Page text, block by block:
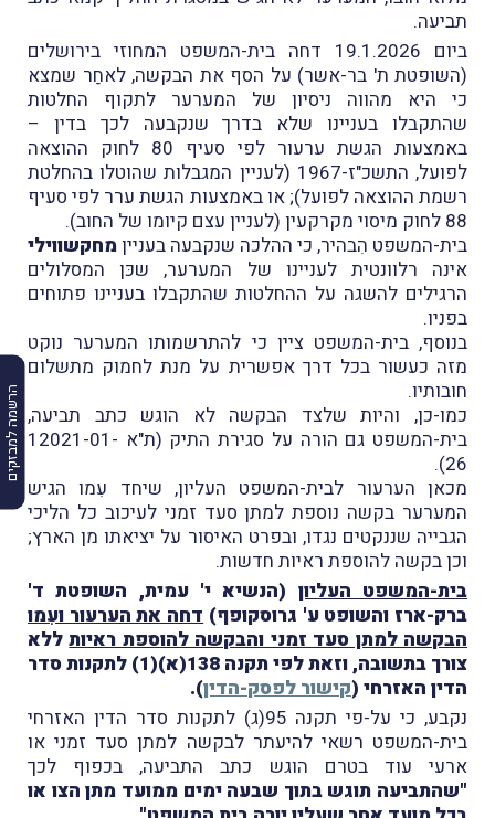
הרשמה למבזקים
תביעה.
ביום 19.1.2026 דחה בית-המשפט המחוזי בירושלים
(השופטת ת' בר-אשר) על הסף את הבקשה, לאחַר שמצא
כי היא מהווה ניסיון של המערער לתקוף החלטות
שהתקבלו בעניינו שלא בדרך שנקבעה לכך בדין –
באמצעות הגשת ערעור לפי סעיף 80 לחוק ההוצאה
לפועל, התשכ"ז-1967 (לעניין המגבלות שהוטלו בהחלטת
רשמת ההוצאה לפועל); או באמצעות הגשת ערר לפי סעיף
88 לחוק מיסוי מקרקעין (לעניין עצם קיומו של החוב).
בית-המשפט הִבהיר, כי ההלכה שנקבעה בענייןמחקשווילי
אינה רלוונטית לעניינו של המערער, שכּן המסלולים
הרגילים להשגה על ההחלטות שהתקבלו בעניינו פתוחים
בפניו.
בנוסף, בית-המשפט ציין כי להתרשמותו המערער נוקט
מזה כעשור בכל דרך אפשרית על מנת לחמוק מתשלום
חובותיו.
כמו-כן, והיות שלצד הבקשה לא הוגש כתב תביעה,
בית-המשפט גם הורה על סגירת התיק (ת"א 12021-01-
26).
מכאן הערעור לבית-המשפט העליון, שיחד עִמו הגיש
המערער בקשה נוספת למתן סעד זמני לעיכוב כל הליכי
הגבייה שננקטים נגדו, ובפרט האיסור על יציאתו מן הארץ;
וכן בקשה להוספת ראיות חדשות.
בית-המשפט העליון (הנשיא י' עמית, השופטת ד'
ברק-ארז והשופט ע' גרוסקופף) דחה את הערעור ועִמו
הבקשה למתן סעד זמני והבקשה להוספת ראיותללא
צורך בתשובה, וזאת לפי תקנה 138(א)(1) לתקנות סדר
הדין האזרחי (קישור לפסק-הדין).
נקבע, כי על-פי תקנה 95(ג) לתקנות סדר הדין האזרחי
בית-המשפט רשאי להיעתר לבקשה למתן סעד זמני או
ארעי עוד בטרם הוגש כתב התביעה, בכפוף לכך
"שהתביעה תוגש בתוך שבעה ימים ממועד מתן הצו או